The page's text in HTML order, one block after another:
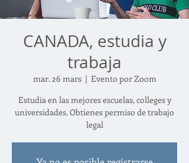
CANADA, estudia y
trabaja
mar. 26 mars
  |
Evento por Zoom
Estudia en las mejores escuelas, colleges y
universidades. Obtienes permiso de trabajo
legal